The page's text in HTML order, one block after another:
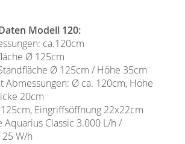
Modell 120:
ca.120cm
Ø 125cm
Ø 125cm / Höhe 35cm
Abmessungen: Ø ca. 120cm, Höhe
20cm
Eingriffsöffnung 22x22cm
Aquarius Classic 3.000 L/h /
W/h